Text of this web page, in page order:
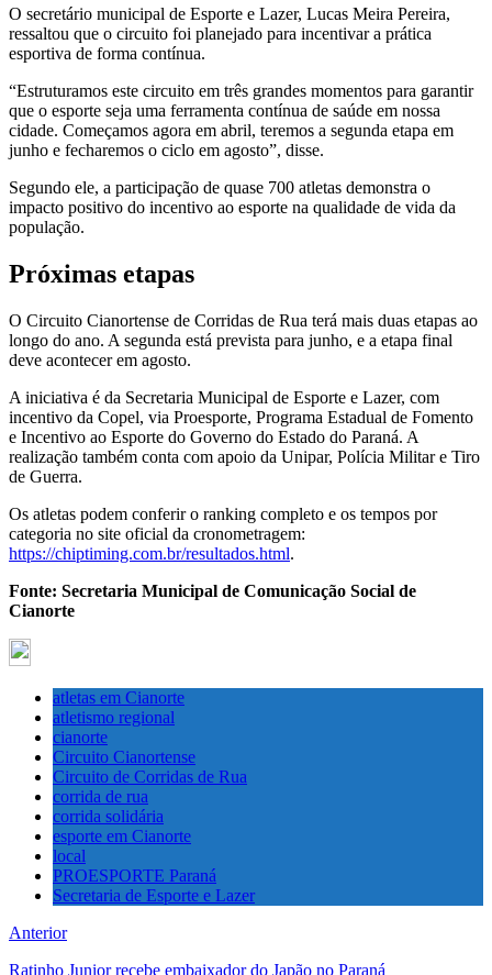
O secretário municipal de Esporte e Lazer, Lucas Meira Pereira,
ressaltou que o circuito foi planejado para incentivar a prática
esportiva de forma contínua.
“Estruturamos este circuito em três grandes momentos para garantir
que o esporte seja uma ferramenta contínua de saúde em nossa
cidade. Começamos agora em abril, teremos a segunda etapa em
junho e fecharemos o ciclo em agosto”, disse.
Segundo ele, a participação de quase 700 atletas demonstra o
impacto positivo do incentivo ao esporte na qualidade de vida da
população.
Próximas etapas
O Circuito Cianortense de Corridas de Rua terá mais duas etapas ao
longo do ano. A segunda está prevista para junho, e a etapa final
deve acontecer em agosto.
A iniciativa é da Secretaria Municipal de Esporte e Lazer, com
incentivo da Copel, via Proesporte, Programa Estadual de Fomento
e Incentivo ao Esporte do Governo do Estado do Paraná. A
realização também conta com apoio da Unipar, Polícia Militar e Tiro
de Guerra.
Os atletas podem conferir o ranking completo e os tempos por
categoria no site oficial da cronometragem:
https://chiptiming.com.br/resultados.html.
Fonte: Secretaria Municipal de Comunicação Social de
Cianorte
atletas em Cianorte
atletismo regional
cianorte
Circuito Cianortense
Circuito de Corridas de Rua
corrida de rua
corrida solidária
esporte em Cianorte
local
PROESPORTE Paraná
Secretaria de Esporte e Lazer
Anterior
Ratinho Junior recebe embaixador do Japão no Paraná